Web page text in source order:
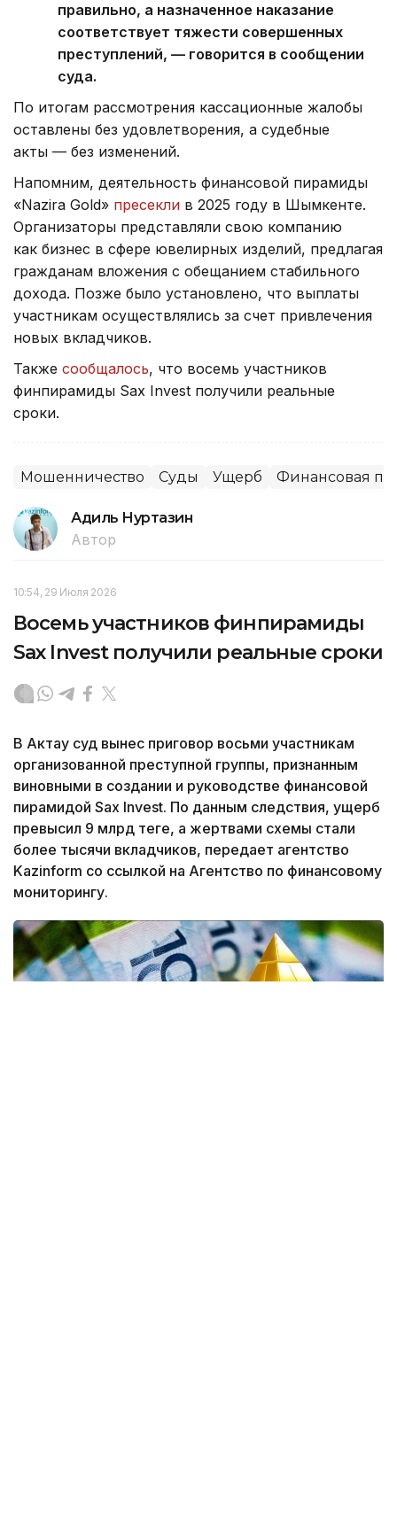
правильно, а назначенное наказание
соответствует тяжести совершенных
преступлений, — говорится в сообщении
суда.
По итогам рассмотрения кассационные жалобы
оставлены без удовлетворения, а судебные
акты — без изменений.
Напомним, деятельность финансовой пирамиды
«Nazira Gold» пресекли в 2025 году в Шымкенте.
Организаторы представляли свою компанию
как бизнес в сфере ювелирных изделий, предлагая
гражданам вложения с обещанием стабильного
дохода. Позже было установлено, что выплаты
участникам осуществлялись за счет привлечения
новых вкладчиков.
Также сообщалось, что восемь участников
финпирамиды Sax Invest получили реальные
сроки.
Мошенничество Суды Ущерб Финансовая
Адиль Нуртазин
Автор
10:54, 29 Июля 2026
Восемь участников финпирамиды
Sax Invest получили реальные сроки
В Актау суд вынес приговор восьми участникам
организованной преступной группы, признанным
виновными в создании и руководстве финансовой
пирамидой Sax Invest. По данным следствия, ущерб
превысил 9 млрд теңге, а жертвами схемы стали
более тысячи вкладчиков, передает агентство
Kazinform со ссылкой на Агентство по финансовому
мониторингу.